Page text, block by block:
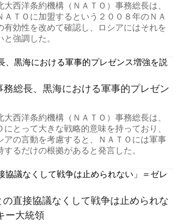
大西洋条約機構（ＮＡＴＯ）事務総長は、
ＡＴＯに加盟するという２００８年のＮＡ
有効性を改めて確認し、ロシアにはそれを
強調した。
務総長、黒海における軍事的プレゼン
大西洋条約機構（ＮＡＴＯ）事務総長は、
とって大きな戦略的意味を持っており、
アの言動を考慮すると、ＮＡＴＯには軍事
るだけの根拠があると発言した。
の直接協議なくして戦争は止められな
ー大統領